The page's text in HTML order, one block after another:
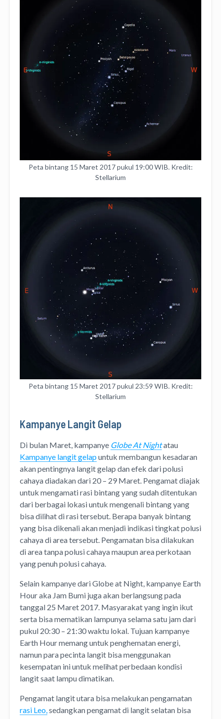
Peta bintang 15 Maret 2017 pukul 19:00 WIB. Kredit:
Stellarium
Peta bintang 15 Maret 2017 pukul 23:59 WIB. Kredit:
Stellarium
Kampanye Langit Gelap
Di bulan Maret, kampanye Globe At Nightatau
Kampanye langit gelapuntuk membangun kesadaran
akan pentingnya langit gelap dan efek dari polusi
cahaya diadakan dari 20 – 29 Maret. Pengamat diajak
untuk mengamati rasi bintang yang sudah ditentukan
dari berbagai lokasi untuk mengenali bintang yang
bisa dilihat di rasi tersebut. Berapa banyak bintang
yang bisa dikenali akan menjadi indikasi tingkat polusi
cahaya di area tersebut. Pengamatan bisa dilakukan
di area tanpa polusi cahaya maupun area perkotaan
yang penuh polusi cahaya.
Selain kampanye dari Globe at Night, kampanye Earth
Hour aka Jam Bumi juga akan berlangsung pada
tanggal 25 Maret 2017. Masyarakat yang ingin ikut
serta bisa mematikan lampunya selama satu jam dari
pukul 20:30 – 21:30 waktu lokal. Tujuan kampanye
Earth Hour memang untuk penghematan energi,
namun para pecinta langit bisa menggunakan
kesempatan ini untuk melihat perbedaan kondisi
langit saat lampu dimatikan.
Pengamat langit utara bisa melakukan pengamatan
rasi Leo,sedangkan pengamat di langit selatan bisa